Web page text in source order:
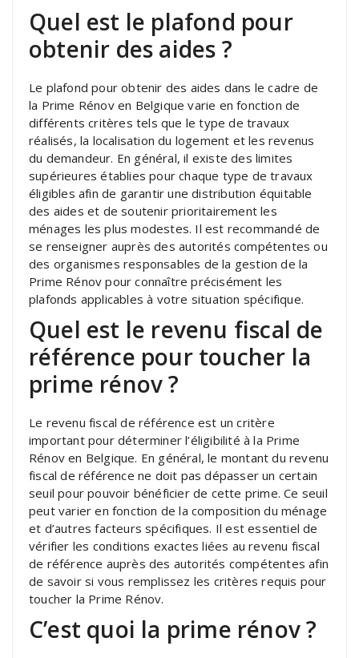
Quel est le plafond pour
obtenir des aides ?
Le plafond pour obtenir des aides dans le cadre de
la Prime Rénov en Belgique varie en fonction de
différents critères tels que le type de travaux
réalisés, la localisation du logement et les revenus
du demandeur. En général, il existe des limites
supérieures établies pour chaque type de travaux
éligibles afin de garantir une distribution équitable
des aides et de soutenir prioritairement les
ménages les plus modestes. Il est recommandé de
se renseigner auprès des autorités compétentes ou
des organismes responsables de la gestion de la
Prime Rénov pour connaître précisément les
plafonds applicables à votre situation spécifique.
Quel est le revenu fiscal de
référence pour toucher la
prime rénov ?
Le revenu fiscal de référence est un critère
important pour déterminer l’éligibilité à la Prime
Rénov en Belgique. En général, le montant du revenu
fiscal de référence ne doit pas dépasser un certain
seuil pour pouvoir bénéficier de cette prime. Ce seuil
peut varier en fonction de la composition du ménage
et d’autres facteurs spécifiques. Il est essentiel de
vérifier les conditions exactes liées au revenu fiscal
de référence auprès des autorités compétentes afin
de savoir si vous remplissez les critères requis pour
toucher la Prime Rénov.
C’est quoi la prime rénov ?